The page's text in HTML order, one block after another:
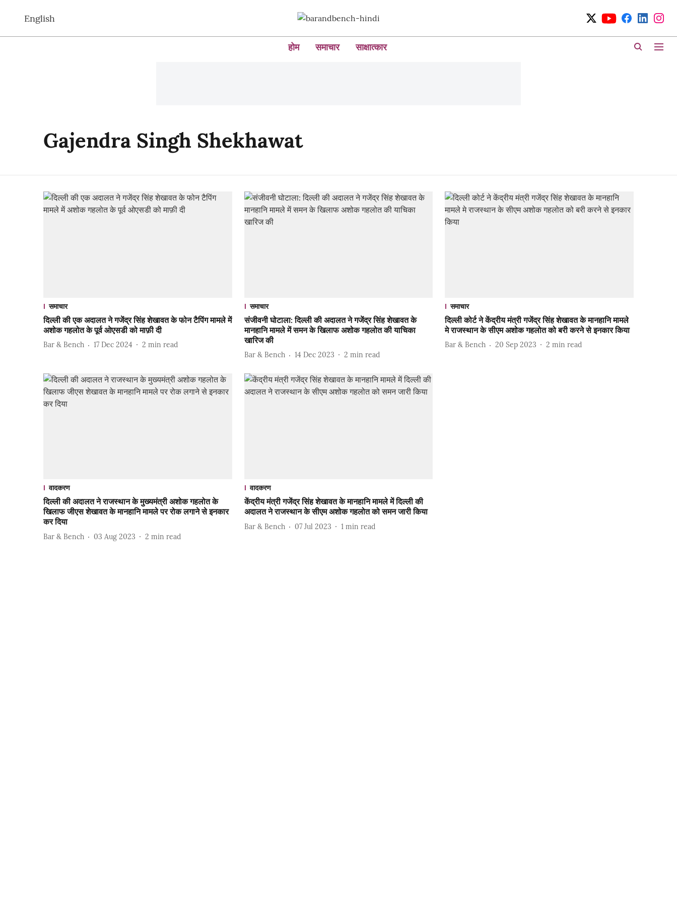
English
होम समाचार साक्षात्कार
Gajendra Singh Shekhawat
समाचार
दिल्ली की एक अदालत ने गजेंद्र सिंह शेखावत के फोन टैपिंग मामले में
अशोक गहलोत के पूर्व ओएसडी को माफ़ी दी
Bar & Bench 17 Dec 2024 2 min read
समाचार
संजीवनी घोटाला: दिल्ली की अदालत ने गजेंद्र सिंह शेखावत के
मानहानि मामले में समन के खिलाफ अशोक गहलोत की याचिका
खारिज की
Bar & Bench 14 Dec 2023 2 min read
समाचार
दिल्ली कोर्ट ने केंद्रीय मंत्री गजेंद्र सिंह शेखावत के मानहानि मामले
मे राजस्थान के सीएम अशोक गहलोत को बरी करने से इनकार किया
Bar & Bench 20 Sep 2023 2 min read
वादकरण
दिल्ली की अदालत ने राजस्थान के मुख्यमंत्री अशोक गहलोत के
खिलाफ जीएस शेखावत के मानहानि मामले पर रोक लगाने से इनकार
कर दिया
Bar & Bench 03 Aug 2023 2 min read
वादकरण
केंद्रीय मंत्री गजेंद्र सिंह शेखावत के मानहानि मामले में दिल्ली की
अदालत ने राजस्थान के सीएम अशोक गहलोत को समन जारी किया
Bar & Bench 07 Jul 2023 1 min read